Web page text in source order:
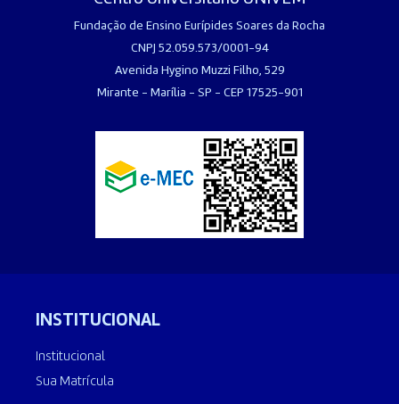
Fundação de Ensino Eurípides Soares da Rocha
CNPJ 52.059.573/0001-94
Avenida Hygino Muzzi Filho, 529
Mirante - Marília - SP - CEP 17525-901
INSTITUCIONAL
Institucional
Sua Matrícula